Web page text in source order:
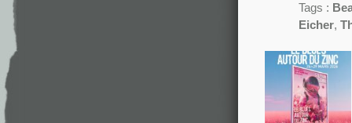
Tags :
Eicher,